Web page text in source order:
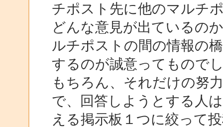
チポスト先に他のマルチ
どんな意見が出ているの
ルチポストの間の情報の
するのが誠意ってもので
もちろん、それだけの努
で、回答しようとする人
える掲示板１つに絞って